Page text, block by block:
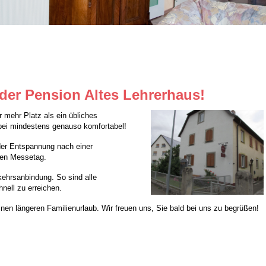
Pension Altes Lehrerhaus!
mehr Platz als ein übliches
mindestens genauso komfortabel!
Entspannung nach einer
Messetag.
So sind alle
zu erreichen.
längeren Familienurlaub. Wir freuen uns, Sie bald bei uns zu begrüßen!